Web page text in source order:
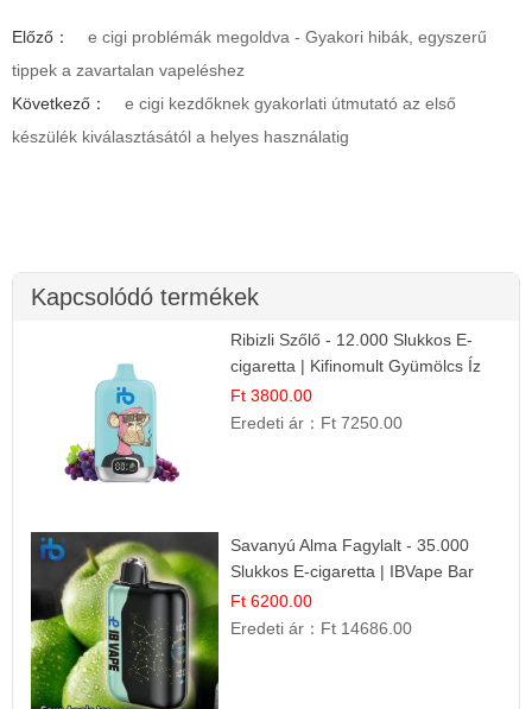
Előző：
e cigi problémák megoldva - Gyakori hibák, egyszerű
tippek a zavartalan vapeléshez
Következő：
e cigi kezdőknek gyakorlati útmutató az első
készülék kiválasztásától a helyes használatig
Kapcsolódó termékek
Ribizli Szőlő - 12.000 Slukkos E-
cigaretta | Kifinomult Gyümölcs Íz
Ft 3800.00
Eredeti ár： Ft 7250.00
Savanyú Alma Fagylalt - 35.000
Slukkos E-cigaretta | IBVape Bar
Ft 6200.00
Eredeti ár： Ft 14686.00